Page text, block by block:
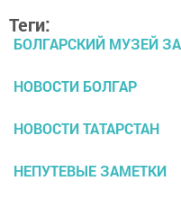
Теги:
БОЛГАРСКИЙ МУЗЕЙ
НОВОСТИ БОЛГАР
НОВОСТИ ТАТАРСТАН
НЕПУТЕВЫЕ ЗАМЕТКИ